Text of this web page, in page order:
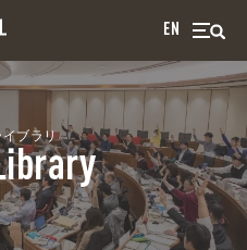
EN
イブラリ